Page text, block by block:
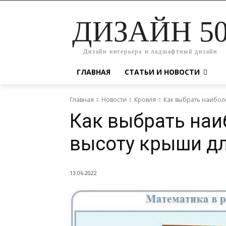
ДИЗАЙН
Дизайн интерьера и ладшафтный дизайн
ГЛАВНАЯ СТАТЬИ И НОВОСТИ
Главная Новости Кровля Как выбрать
Как выбрать
высоту крыши
13.06.2022